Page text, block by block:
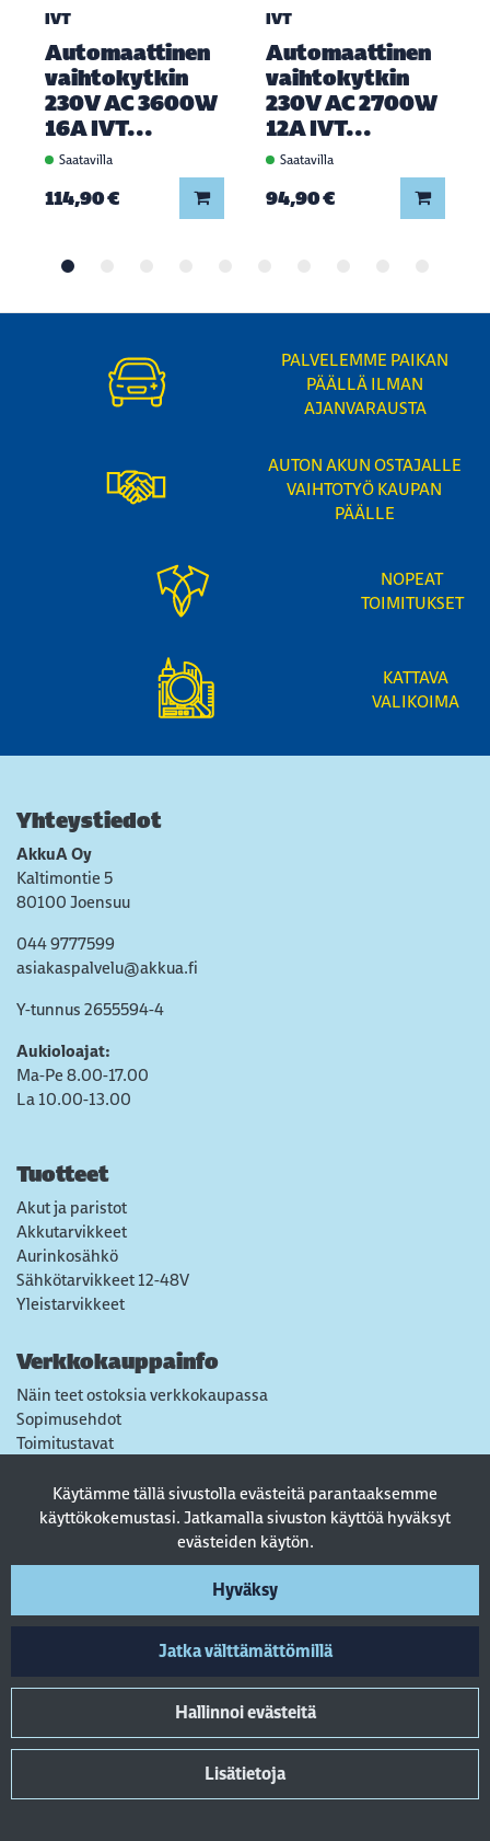
Käytämme tällä sivustolla evästeitä parantaaksemme
käyttökokemustasi. Jatkamalla sivuston käyttöä hyväksyt
evästeiden käytön.
Hyväksy
Jatka välttämättömillä
Hallinnoi evästeitä
Lisätietoja
IVT
Automaattinen
vaihtokytkin
230V AC 3600W
16A IVT...
Saatavilla
114,90 € Lisää koriin
IVT
Automaattinen
vaihtokytkin
230V AC 2700W
12A IVT...
Saatavilla
94,90 € Lisää
PALVELEMME PAIKAN
PÄÄLLÄ ILMAN
AJANVARAUSTA
AUTON AKUN OSTAJALLE
VAIHTOTYÖ KAUPAN
PÄÄLLE
NOPEAT
TOIMITUKSET
KATTAVA
VALIKOIMA
Yhteystiedot
AkkuA Oy
Kaltimontie 5
80100 Joensuu
044 9777599
asiakaspalvelu@akkua.fi
Y-tunnus 2655594-4
Aukioloajat:
Ma-Pe 8.00-17.00
La 10.00-13.00
Tuotteet
Akut ja paristot
Akkutarvikkeet
Aurinkosähkö
Sähkötarvikkeet 12-48V
Yleistarvikkeet
Verkkokauppainfo
Näin teet ostoksia verkkokaupassa
Sopimusehdot
Toimitustavat
Tietosuojaseloste
Usein kysytyt kysymykset
Seuraa sosiaalisessa mediassa